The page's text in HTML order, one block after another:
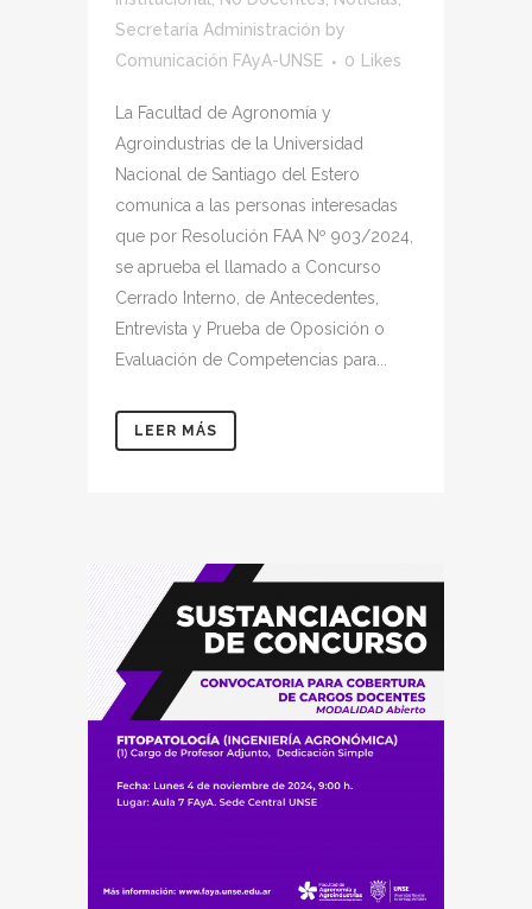
Secretaría Administración by
Comunicación FAyA-UNSE
0 Likes
La Facultad de Agronomía y
Agroindustrias de la Universidad
Nacional de Santiago del Estero
comunica a las personas interesadas
que por Resolución FAA Nº 903/2024,
se aprueba el llamado a Concurso
Cerrado Interno, de Antecedentes,
Entrevista y Prueba de Oposición o
Evaluación de Competencias para...
LEER MÁS